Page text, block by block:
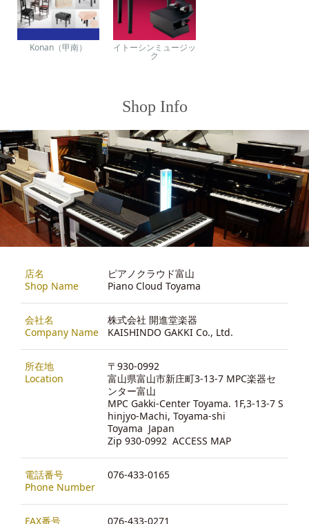
Konan（甲南） イトーシンミュージッ
ク
Shop Info
店名
Shop Name
ピアノクラウド富山
Piano Cloud Toyama
会社名
Company Name
株式会社 開進堂楽器
KAISHINDO GAKKI Co., Ltd.
所在地
Location
〒930-0992
富山県富山市新庄町3-13-7 MPC楽器セ
ンター富山
MPC Gakki-Center Toyama. 1F,3-13-7 S
hinjyo-Machi, Toyama-shi
Toyama Japan
Zip 930-0992 ACCESS MAP
電話番号
Phone Number
076-433-0165
FAX番号
076-433-0271